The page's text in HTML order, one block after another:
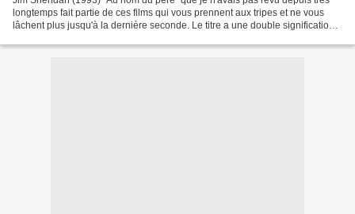
longtemps fait partie de ces films qui vous prennent aux tripes et ne vous
lâchent plus jusqu'à la dernière seconde. Le titre a une double signification,